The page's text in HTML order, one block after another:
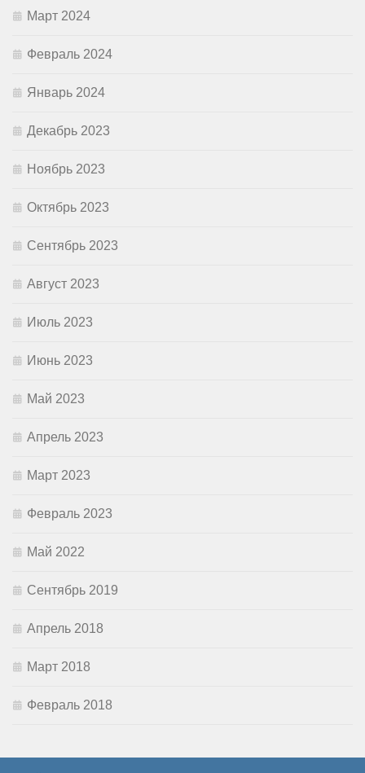
Март 2024
Февраль 2024
Январь 2024
Декабрь 2023
Ноябрь 2023
Октябрь 2023
Сентябрь 2023
Август 2023
Июль 2023
Июнь 2023
Май 2023
Апрель 2023
Март 2023
Февраль 2023
Май 2022
Сентябрь 2019
Апрель 2018
Март 2018
Февраль 2018